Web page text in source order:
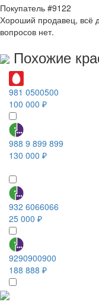
Покупатель #9122
Хороший продавец, всё
вопросов нет.
Похожие
981 0500500
100 000 ₽
988 9 899 899
130 000 ₽
932 6066066
25 000 ₽
9290900900
188 888 ₽